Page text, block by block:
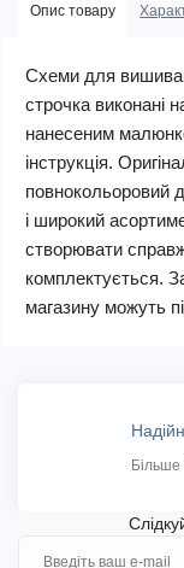
Опис товару
Схеми для
строчка виконані
нанесеним
інструкція.
повнокольоровий
і широкий
створювати
комплектується.
магазину можуть
Більше